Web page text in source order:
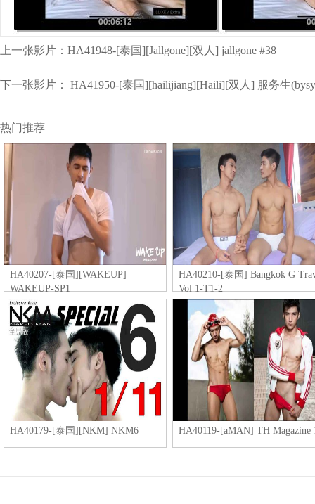
上一张影片： HA41948-[泰国][Jallgone][双人] jallgone #38
下一张影片： HA41950-[泰国][hailijiang][Haili][双人] 服务生
热门推荐
HA40207-[泰国][WAKEUP]
WAKEUP-SP1
HA40210-[泰国] Bangkok G
Vol 1-T1-2
HA40179-[泰国][NKM] NKM6 HA40119-[aMAN] TH Magazine